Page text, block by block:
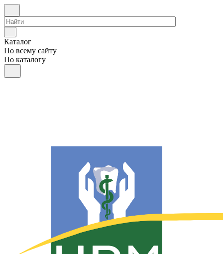
Каталог
По всему сайту
По каталогу